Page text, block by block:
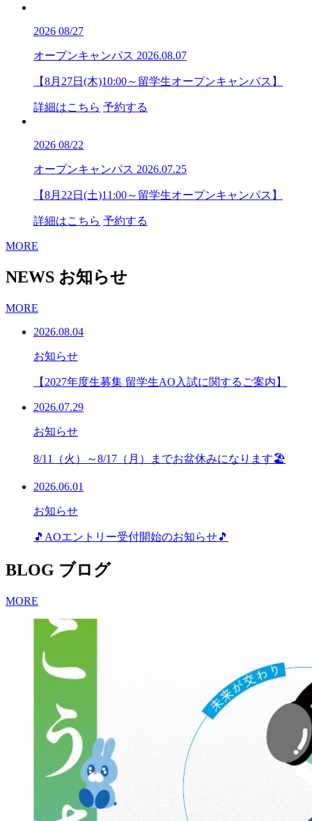
2026 08/27
オープンキャンパス 2026.08.07
【8月27日(木)10:00～留学生オープンキャンパス】
詳細はこちら 予約する
2026 08/22
オープンキャンパス 2026.07.25
【8月22日(土)11:00～留学生オープンキャンパス】
詳細はこちら 予約する
MORE
NEWS お知らせ
MORE
2026.08.04
お知らせ
【2027年度生募集 留学生AO入試に関するご案内】
2026.07.29
お知らせ
8/11（火）～8/17（月）までお盆休みになります🏖
2026.06.01
お知らせ
🎵AOエントリー受付開始のお知らせ🎵
BLOG ブログ
MORE